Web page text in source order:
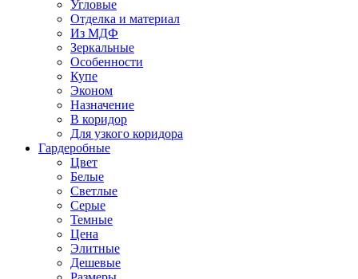
Угловые
Отделка и материал
Из МДФ
Зеркальные
Особенности
Купе
Эконом
Назначение
В коридор
Для узкого коридора
Гардеробные
Цвет
Белые
Светлые
Серые
Темные
Цена
Элитные
Дешевые